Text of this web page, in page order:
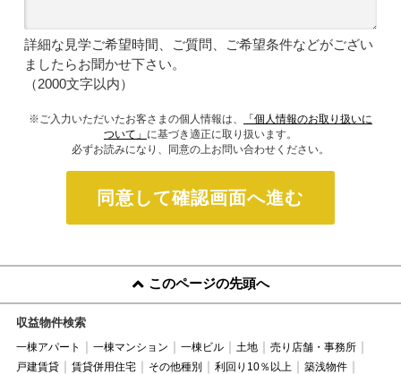
詳細な見学ご希望時間、ご質問、ご希望条件などがござい
ましたらお聞かせ下さい。
（2000文字以内）
※ご入力いただいたお客さまの個人情報は、
「個人情報のお取り扱いに
ついて」 に基づき適正に取り扱います。
必ずお読みになり、同意の上お問い合わせください。
同意して確認画面へ進む
このページの先頭へ
収益物件検索
一棟アパート 一棟マンション 一棟ビル 土地
売り店舗・事務所
戸建賃貸
賃貸併用住宅 その他種別 利回り10％以上
築浅物件